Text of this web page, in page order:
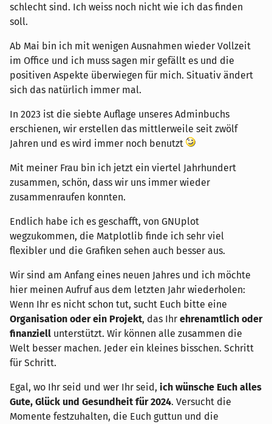
schlecht sind. Ich weiss noch nicht wie ich das finden
soll.
Ab Mai bin ich mit wenigen Ausnahmen wieder Vollzeit
im Office und ich muss sagen mir gefällt es und die
positiven Aspekte überwiegen für mich. Situativ ändert
sich das natürlich immer mal.
In 2023 ist die siebte Auflage unseres Adminbuchs
erschienen, wir erstellen das mittlerweile seit zwölf
Jahren und es wird immer noch benutzt
Mit meiner Frau bin ich jetzt ein viertel Jahrhundert
zusammen, schön, dass wir uns immer wieder
zusammenraufen konnten.
Endlich habe ich es geschafft, von GNUplot
wegzukommen, die Matplotlib finde ich sehr viel
flexibler und die Grafiken sehen auch besser aus.
Wir sind am Anfang eines neuen Jahres und ich möchte
hier meinen Aufruf aus dem letzten Jahr wiederholen:
Wenn Ihr es nicht schon tut, sucht Euch bitte eine
Organisation oder ein Projekt, das Ihr ehrenamtlich oder
finanziell unterstützt. Wir können alle zusammen die
Welt besser machen. Jeder ein kleines bisschen. Schritt
für Schritt.
Egal, wo Ihr seid und wer Ihr seid, ich wünsche Euch alles
Gute, Glück und Gesundheit für 2024. Versucht die
Momente festzuhalten, die Euch guttun und die